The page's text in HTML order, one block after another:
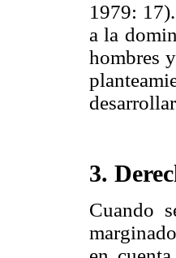
1979:
a la
hombres
3.
Cuando